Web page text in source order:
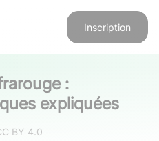
Inscription
:
expliquées
BY 4.0